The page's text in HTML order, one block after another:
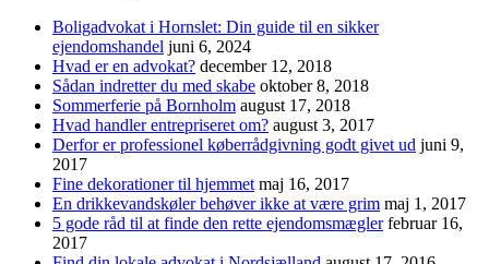
Boligadvokat i Hornslet: Din guide til en sikker
ejendomshandel juni 6, 2024
Hvad er en advokat? december 12, 2018
Sådan indretter du med skabe oktober 8, 2018
Sommerferie på Bornholm august 17, 2018
Hvad handler entrepriseret om? august 3, 2017
Derfor er professionel køberrådgivning godt givet ud juni 9,
2017
Fine dekorationer til hjemmet maj 16, 2017
En drikkevandskøler behøver ikke at være grim maj 1, 2017
5 gode råd til at finde den rette ejendomsmægler februar 16,
2017